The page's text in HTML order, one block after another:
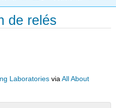
de relés
Laboratories viaAll About